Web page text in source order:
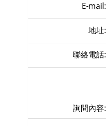
E-mail:
地址:
聯絡電話:
詢問內容: